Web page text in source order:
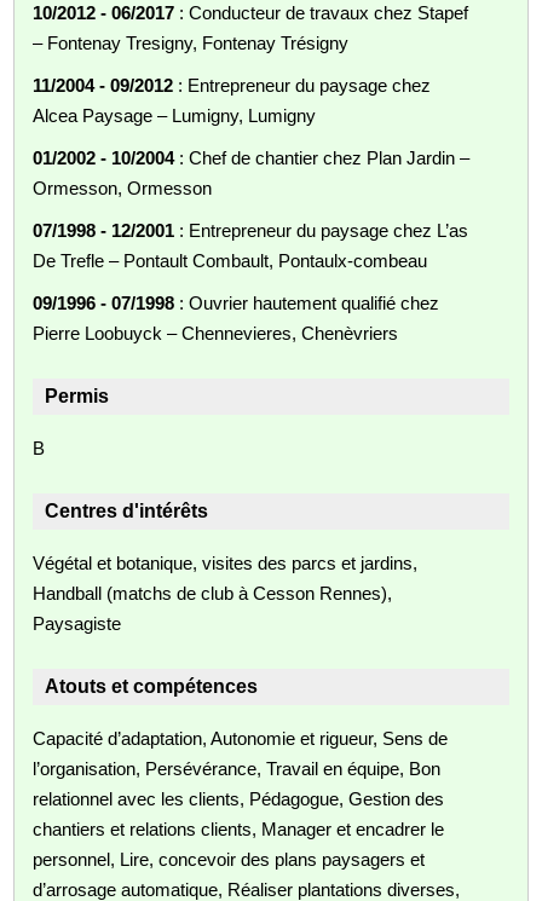
10/2012 - 06/2017 : Conducteur de travaux chez Stapef
– Fontenay Tresigny, Fontenay Trésigny
11/2004 - 09/2012 : Entrepreneur du paysage chez
Alcea Paysage – Lumigny, Lumigny
01/2002 - 10/2004: Chef de chantier chez Plan Jardin –
Ormesson, Ormesson
07/1998 - 12/2001 : Entrepreneur du paysage chez L’as
De Trefle – Pontault Combault, Pontaulx‑combeau
09/1996 - 07/1998 : Ouvrier hautement qualifié chez
Pierre Loobuyck – Chennevieres, Chenèvriers
Permis
B
Centres d'intérêts
Végétal et botanique, visites des parcs et jardins,
Handball (matchs de club à Cesson Rennes),
Paysagiste
Atouts et compétences
Capacité d’adaptation, Autonomie et rigueur, Sens de
l’organisation, Persévérance, Travail en équipe, Bon
relationnel avec les clients, Pédagogue, Gestion des
chantiers et relations clients, Manager et encadrer le
personnel, Lire, concevoir des plans paysagers et
d’arrosage automatique, Réaliser plantations diverses,